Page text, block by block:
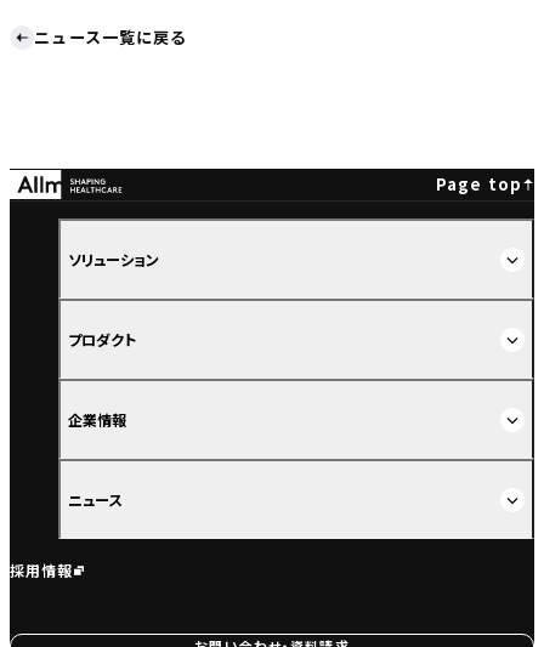
ニュース一覧に戻る
Page top
ソリューション
プロダクト
企業情報
ニュース
採用情報